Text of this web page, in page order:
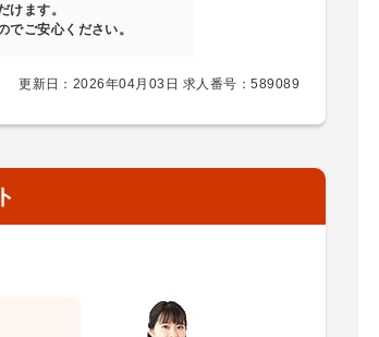
けます。
ご安心ください。
更新日：2026年04月03日 求人番号：589089